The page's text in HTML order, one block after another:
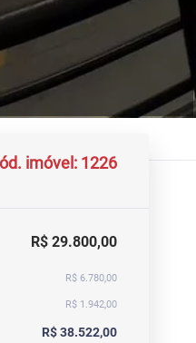
imóvel: 1226
R$ 29.800,00
R$ 6.780,00
R$ 1.942,00
R$ 38.522,00